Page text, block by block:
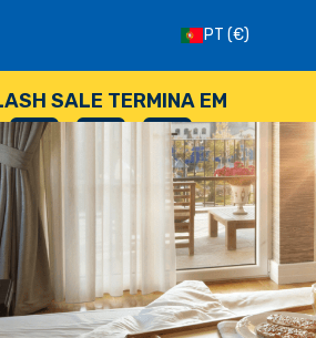
PT (€)
SALE TERMINA EM
--
HORAS
: --
SEGUNDOS